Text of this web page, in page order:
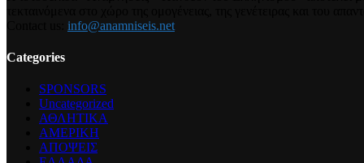
info@anamniseis.net
Categories
SPONSORS
Uncategorized
ΑΘΛΗΤΙΚΑ
ΑΜΕΡΙΚΗ
ΑΠΟΨΕΙΣ